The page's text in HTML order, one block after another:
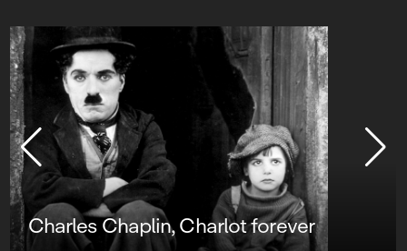
Charles Chaplin, Charlot forever